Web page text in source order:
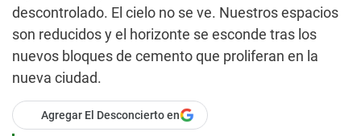
descontrolado. El cielo no se ve. Nuestros espacios
son reducidos y el horizonte se esconde tras los
nuevos bloques de cemento que proliferan en la
nueva ciudad.
Agregar El Desconcierto en